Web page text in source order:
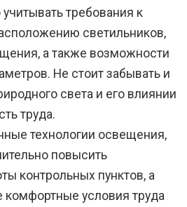
требования к
светильников,
а также возможности
Не стоит забывать и
света и его влиянии
труда.
технологии освещения,
повысить
контрольных пунктов, а
комфортные условия труда